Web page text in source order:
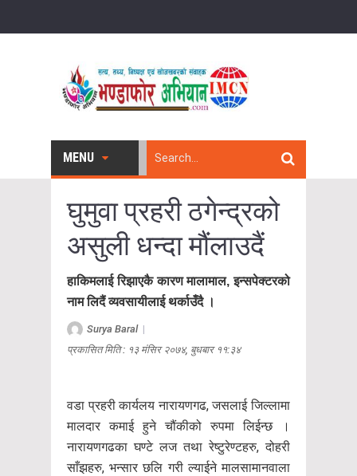
MENU
घुमुवा प्रहरी ठगेन्द्रको
असुली धन्दा मौंलाउदैं
हाकिमलाई रिझाएकै कारण मालामाल, इन्सपेक्टरको
नाम लिदैं व्यवसायीलाई थर्काउँदै ।
Surya Baral|
प्रकासित मिति : १३ मंसिर २०७४, बुधबार ११:३४
वडा प्रहरी कार्यलय नारायणगढ, जसलाई जिल्लामा
मालदार कमाई हुने चौंकीको रुपमा लिईन्छ ।
नारायणगढका घण्टे लज तथा रेष्टुरेण्टहरु, दोहरी
साँझहरु, भन्सार छलि गरी ल्याईने मालसामानवाला